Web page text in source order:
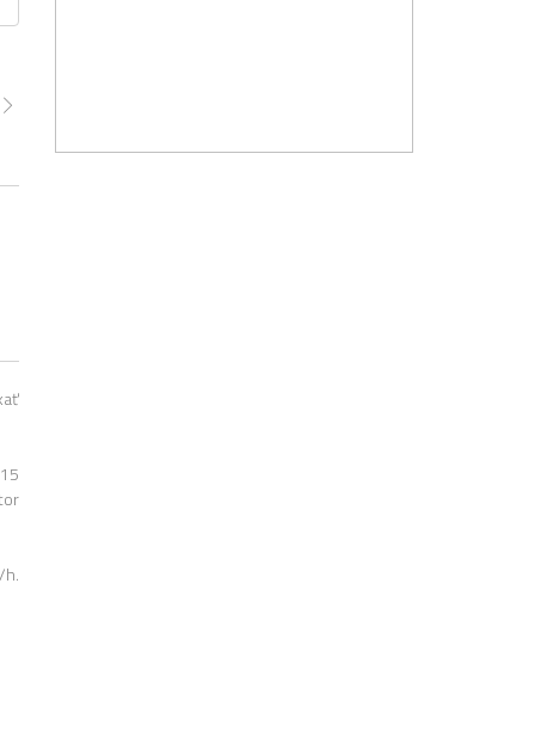
25° 25° 26° 26° 26°